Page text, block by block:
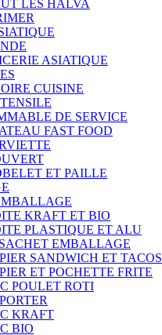
LES HALVA
ASIATIQUE
CUISINE
DE SERVICE
FAST FOOD
ET PAILLE
KRAFT ET BIO
PLASTIQUE ET ALU
EMBALLAGE
SANDWICH ET TACOS
ET POCHETTE FRITE
POULET ROTI
KRAFT
BIO